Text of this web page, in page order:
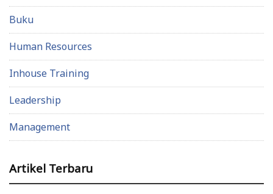
Buku
Human Resources
Inhouse Training
Leadership
Management
Artikel Terbaru